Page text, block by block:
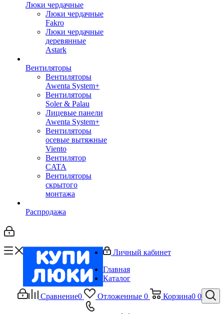
Люки чердачные
Люки чердачные
Fakro
Люки чердачные
деревянные
Astark
Вентиляторы
Вентиляторы
Awenta System+
Вентиляторы
Soler & Palau
Лицевые панели
Awenta System+
Вентиляторы
осевые вытяжные
Viento
Вентилятор
CATA
Вентиляторы
скрытого
монтажа
Распродажа
Сравнение0 Отложенные 0 Корзина0 0
Личный кабинет
Главная
Каталог